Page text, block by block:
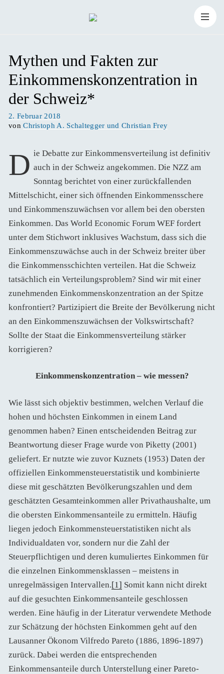
Inhalt
springen
nach:
Mythen und Fakten zur
Einkommenskonzentration in
der Schweiz*
Veröffentlicht
am
2. Februar 2018
vonChristoph A. Schaltegger und Christian Frey
Die Debatte zur Einkommensverteilung ist definitiv auch in der Schweiz angekommen. Die NZZ am
Sonntag berichtet von einer zurückfallenden
Mittelschicht, einer sich öffnenden Einkommensschere
und Einkommenszuwächsen vor allem bei den obersten
Einkommen. Das World Economic Forum WEF fordert
unter dem Stichwort inklusives Wachstum, dass sich die
Einkommenszuwächse auch in der Schweiz breiter über
die Einkommensschichten verteilen. Hat die Schweiz
tatsächlich ein Verteilungsproblem? Sind wir mit einer
zunehmenden Einkommenskonzentration an der Spitze
konfrontiert? Partizipiert die Breite der Bevölkerung nicht
an den Einkommenszuwächsen der Volkswirtschaft?
Sollte der Staat die Einkommensverteilung stärker
korrigieren?
Einkommenskonzentration – wie messen?
Wie lässt sich objektiv bestimmen, welchen Verlauf die
hohen und höchsten Einkommen in einem Land
genommen haben? Einen entscheidenden Beitrag zur
Beantwortung dieser Frage wurde von Piketty (2001)
geliefert. Er nutzte wie zuvor Kuznets (1953) Daten der
offiziellen Einkommensteuerstatistik und kombinierte
diese mit geschätzten Bevölkerungszahlen und dem
geschätzten Gesamteinkommen aller Privathaushalte, um
die obersten Einkommensanteile zu ermitteln. Häufig
liegen jedoch Einkommensteuerstatistiken nicht als
Individualdaten vor, sondern nur die Zahl der
Steuerpflichtigen und deren kumuliertes Einkommen für
die einzelnen Einkommensklassen – meistens in
unregelmässigen Intervallen.[1] Somit kann nicht direkt
auf die gesuchten Einkommensanteile geschlossen
werden. Eine häufig in der Literatur verwendete Methode
zur Schätzung der höchsten Einkommen geht auf den
Lausanner Ökonom Vilfredo Pareto (1886, 1896-1897)
zurück. Dabei werden die entsprechenden
Einkommensanteile durch Unterstellung einer Pareto-